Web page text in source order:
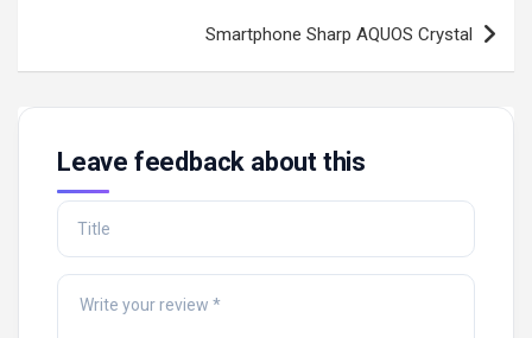
Smartphone Sharp AQUOS Crystal
Leave feedback about this